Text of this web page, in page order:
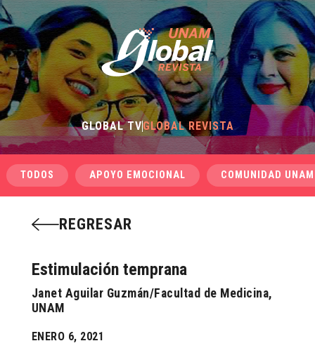
GLOBAL TVGLOBAL REVISTA
TODOS APOYO EMOCIONAL COMUNIDAD UNAM
REGRESAR
Estimulación temprana
Janet Aguilar Guzmán/Facultad de Medicina,
UNAM
ENERO 6, 2021